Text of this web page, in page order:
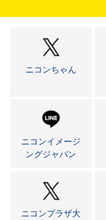
ニコンちゃん
ニコンイメージ
ングジャパン
ニコンプラザ大